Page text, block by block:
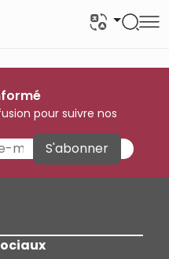
pour suivre nos
S'abonner